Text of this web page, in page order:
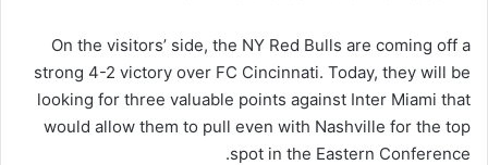
On the visitors’ side, the NY Red Bulls are coming off a
strong 4-2 victory over FC Cincinnati. Today, they will be
looking for three valuable points against Inter Miami that
would allow them to pull even with Nashville for the top
spot in the Eastern Conference.